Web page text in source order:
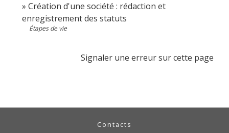
Création d'une société : rédaction et
enregistrement des statuts
Étapes de vie
Signaler une erreur sur cette page
Contacts